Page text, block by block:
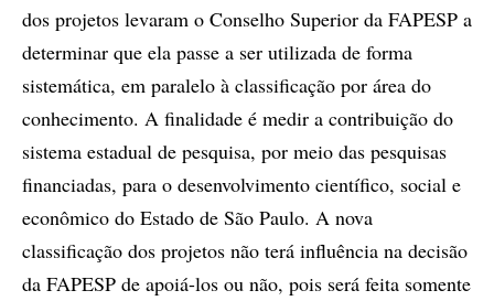
dos projetos levaram o Conselho Superior da FAPESP a
determinar que ela passe a ser utilizada de forma
sistemática, em paralelo à classificação por área do
conhecimento. A finalidade é medir a contribuição do
sistema estadual de pesquisa, por meio das pesquisas
financiadas, para o desenvolvimento científico, social e
econômico do Estado de São Paulo. A nova
classificação dos projetos não terá influência na decisão
da FAPESP de apoiá-los ou não, pois será feita somente